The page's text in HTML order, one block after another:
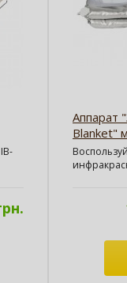
Аппарат
Blanket"